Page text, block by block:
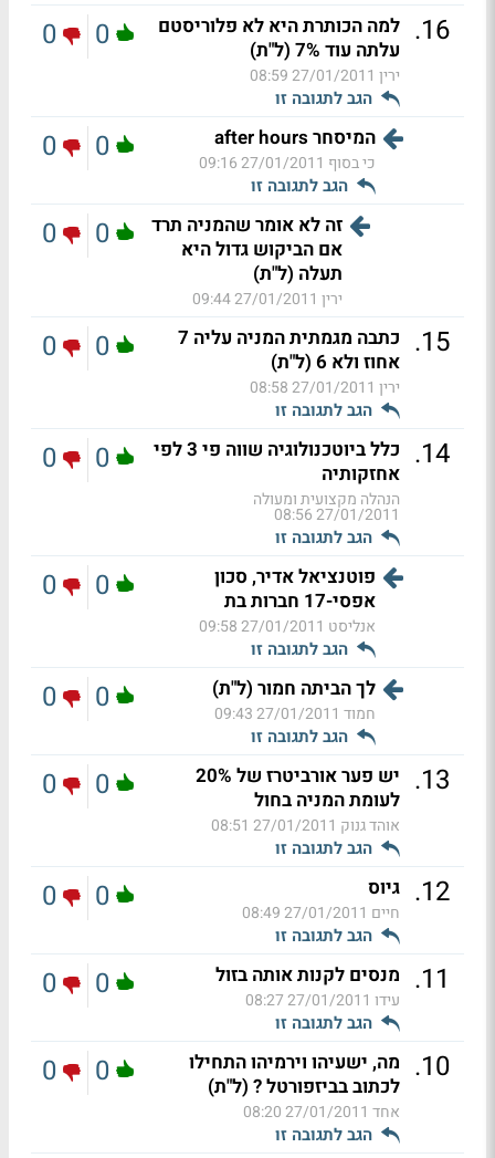
16
. למה הכותרת היא לא פלוריסטם
עלתה עוד 7% (ל"ת)
ירין 27/01/2011 08:59
הגב לתגובה זו
0
0
המיסחר after hours
כי בסוף 27/01/2011 09:16
הגב לתגובה זו
0
0
זה לא אומר שהמניה תרד
אם הביקוש גדול היא
תעלה (ל"ת)
ירין 27/01/2011 09:44
0
0
15
.
כתבה מגמתית המניה עליה 7
אחוז ולא 6 (ל"ת)
ירין 27/01/2011 08:58
הגב לתגובה זו
0
0
14
.
כלל ביוטכנולוגיה שווה פי 3 לפי
אחזקותיה
הנהלה מקצועית ומעולה
27/01/2011 08:56
הגב לתגובה זו
0
0
פוטנציאל אדיר, סכון
אפסי-17 חברות בת
אנליסט 27/01/2011 09:58
הגב לתגובה זו
0
0
לך הביתה חמור (ל"ת)
חמוד 27/01/2011 09:43
הגב לתגובה זו
0
0
13
.
יש פער אורביטרז של 20%
לעומת המניה בחול
אוהד גנוק 27/01/2011 08:51
הגב לתגובה זו
0
0
12
. גיוס
חיים 27/01/2011 08:49
הגב לתגובה זו
0
0
11
. מנסים לקנות אותה בזול
עידו 27/01/2011 08:27
הגב לתגובה זו
0
0
10
. מה, ישעיהו וירמיהו התחילו
לכתוב בביזפורטל ? (ל"ת)
אחד 27/01/2011 08:20
הגב לתגובה זו
0
0